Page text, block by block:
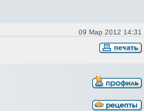
09 Мар 2012 14:31